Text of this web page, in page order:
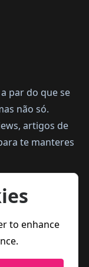
par do que se
não só.
artigos de
te manteres
to enhance